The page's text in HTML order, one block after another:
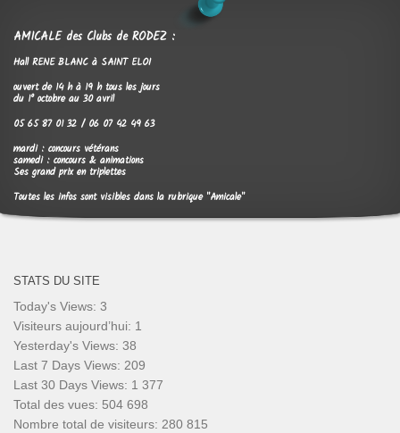
AMICALE des Clubs de RODEZ :
Hall RENE BLANC à SAINT ELOI
ouvert de 14 h à 19 h tous les jours
du 1° octobre au 30 avril
05 65 87 01 32 / 06 07 42 49 63
mardi : concours vétérans
samedi : concours & animations
Ses grand prix en triplettes
Toutes les infos sont visibles dans la rubrique "Amicale"
STATS DU SITE
Today's Views: 3
Visiteurs aujourd’hui: 1
Yesterday's Views: 38
Last 7 Days Views: 209
Last 30 Days Views: 1 377
Total des vues: 504 698
Nombre total de visiteurs: 280 815